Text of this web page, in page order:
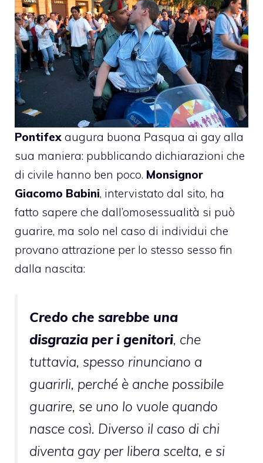
Pontifex augura buona Pasqua ai gay alla
sua maniera: pubblicando dichiarazioni che
di civile hanno ben poco. Monsignor
Giacomo Babini, intervistato dal sito, ha
fatto sapere che dall’omosessualità si può
guarire, ma solo nel caso di individui che
provano attrazione per lo stesso sesso fin
dalla nascita:
Credo che sarebbe una
disgrazia per i genitori, che
tuttavia, spesso rinunciano a
guarirli, perché è anche possibile
guarire, se uno lo vuole quando
nasce così. Diverso il caso di chi
diventa gay per libera scelta, e si